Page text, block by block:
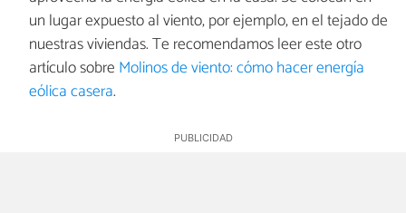
un lugar expuesto al viento, por ejemplo, en el tejado de
nuestras viviendas. Te recomendamos leer este otro
artículo sobre Molinos de viento: cómo hacer energía
eólica casera.